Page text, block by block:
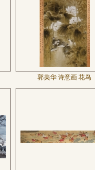
郭美华 诗意画 花鸟